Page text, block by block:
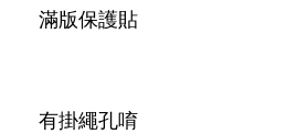
滿版保護貼
有掛繩孔唷